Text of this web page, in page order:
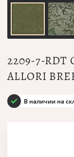
2209-7-RDT
ALLORI
В наличии на